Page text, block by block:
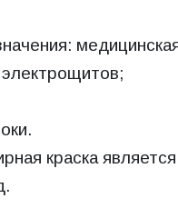
краска